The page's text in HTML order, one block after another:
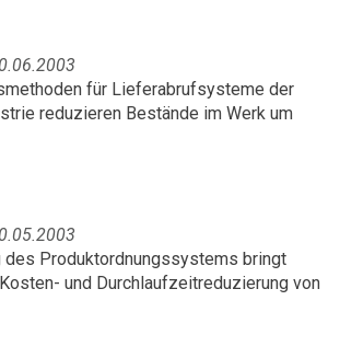
für Lieferabrufsysteme der
reduzieren Bestände im Werk um
des Produktordnungssystems bringt
und Durchlaufzeitreduzierung von